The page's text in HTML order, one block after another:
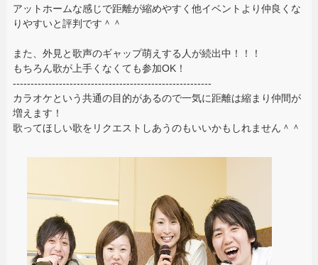
アットホームな感じで距離が縮めやすく他イベントより仲良くな
りやすいと評判です＾＾
また、外見と歌声のギャップ萌えする人が続出中！！！
もちろん歌が上手くなくても参加OK！
--------------------------------------------------------
カラオケという共通の目的があるので一気に距離は縮まり仲間が
増えます！
歌ってほしい歌をリクエストしあうのもいいかもしれません＾＾